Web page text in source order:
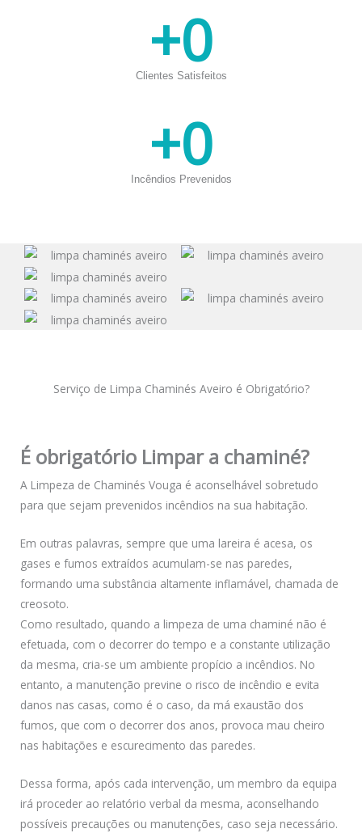
Clientes Satisfeitos
+0
Incêndios Prevenidos
+0
Serviço de Limpa Chaminés Aveiro é Obrigatório?
É obrigatório Limpar a chaminé?
A Limpeza de Chaminés Vouga é aconselhável sobretudo
para que sejam prevenidos incêndios na sua habitação.
Em outras palavras, sempre que uma lareira é acesa, os
gases e fumos extraídos acumulam-se nas paredes,
formando uma substância altamente inflamável, chamada de
creosoto.
Como resultado, quando a limpeza de uma chaminé não é
efetuada, com o decorrer do tempo e a constante utilização
da mesma, cria-se um ambiente propício a incêndios. No
entanto, a manutenção previne o risco de incêndio e evita
danos nas casas, como é o caso, da má exaustão dos
fumos, que com o decorrer dos anos, provoca mau cheiro
nas habitações e escurecimento das paredes.
Dessa forma, após cada intervenção, um membro da equipa
irá proceder ao relatório verbal da mesma, aconselhando
possíveis precauções ou manutenções, caso seja necessário.